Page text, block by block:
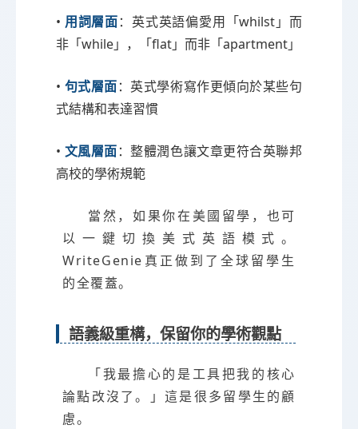
• 用詞層面：英式英語偏愛用「whilst」而
非「while」，「flat」而非「apartment」
• 句式層面：英式學術寫作更傾向於某些句
式結構和表達習慣
• 文風層面：整體潤色讓文章更符合英聯邦
高校的學術規範
當然，如果你在美國留學，也可
以一鍵切換美式英語模式。
WriteGenie真正做到了全球留學生
的全覆蓋。
語義級重構，保留你的學術觀點
「我最擔心的是工具把我的核心
論點改沒了。」這是很多留學生的顧
慮。